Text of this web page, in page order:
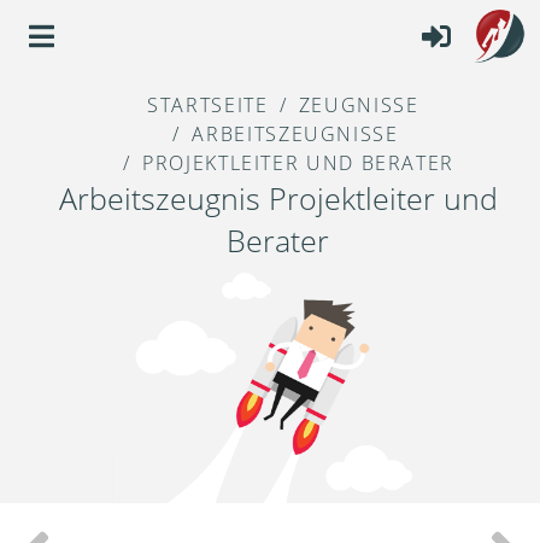
STARTSEITE
ZEUGNISSE
ARBEITSZEUGNISSE
PROJEKTLEITER UND BERATER
Arbeitszeugnis Projektleiter und
Berater